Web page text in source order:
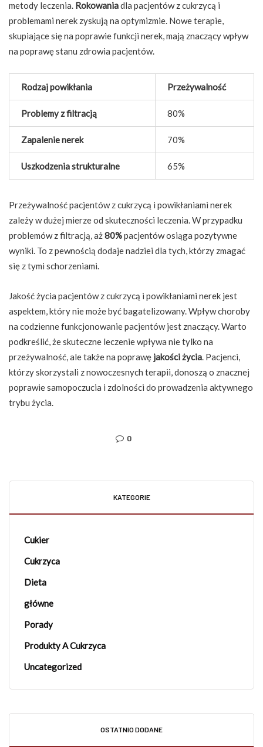
metody leczenia. Rokowaniadla pacjentów z cukrzycą i
problemami nerek zyskują na optymizmie. Nowe terapie,
skupiające się na poprawie funkcji nerek, mają znaczący wpływ
na poprawę stanu zdrowia pacjentów.
Rodzaj powikłania Przeżywalność
Problemy z filtracją 80%
Zapalenie nerek 70%
Uszkodzenia strukturalne 65%
Przeżywalność pacjentów z cukrzycą i powikłaniami nerek
zależy w dużej mierze od skuteczności leczenia. W przypadku
problemów z filtracją, aż80%pacjentów osiąga pozytywne
wyniki. To z pewnością dodaje nadziei dla tych, którzy zmagać
się z tymi schorzeniami.
Jakość życia pacjentów z cukrzycą i powikłaniami nerek jest
aspektem, który nie może być bagatelizowany. Wpływ choroby
na codzienne funkcjonowanie pacjentów jest znaczący. Warto
podkreślić, że skuteczne leczenie wpływa nie tylko na
przeżywalność, ale także na poprawę jakości życia. Pacjenci,
którzy skorzystali z nowoczesnych terapii, donoszą o znacznej
poprawie samopoczucia i zdolności do prowadzenia aktywnego
trybu życia.
0
KATEGORIE
Cukier
Cukrzyca
Dieta
główne
Porady
Produkty A Cukrzyca
Uncategorized
OSTATNIO DODANE